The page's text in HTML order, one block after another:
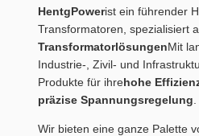
HentgPowerist ein führender
Transformatoren, spezialisiert
TransformatorlösungenMit
Industrie-, Zivil- und
Produkte für ihrehohe
präzise Spannungsregelung
Wir bieten eine ganze Palette